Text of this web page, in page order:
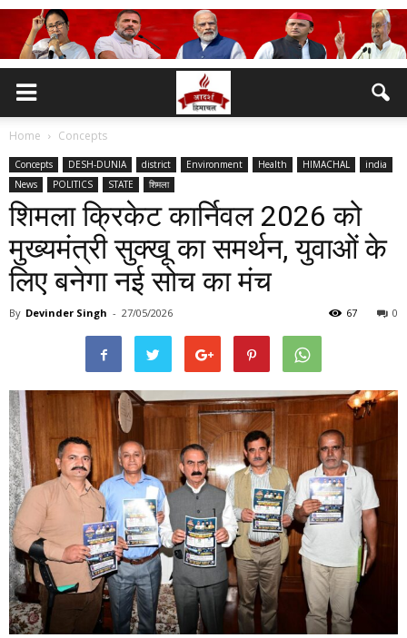
Home Concepts
Concepts DESH-DUNIA district Environment Health HIMACHAL
india
News
POLITICS STATE शिमला
शिमला क्रिकेट कार्निवल 2026 को
मुख्यमंत्री सुक्खू का समर्थन, युवाओं के
लिए बनेगा नई सोच का मंच
By Devinder Singh - 27/05/2026 0
67